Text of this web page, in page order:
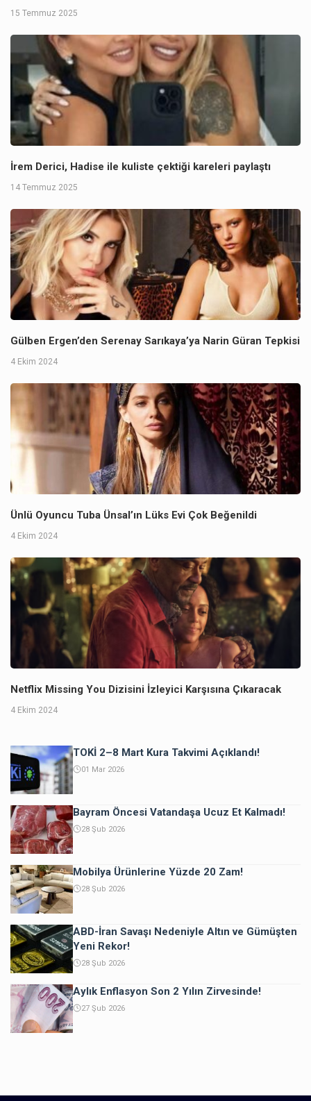
15 Temmuz 2025
İrem Derici, Hadise ile kuliste çektiği kareleri paylaştı
14 Temmuz 2025
Gülben Ergen’den Serenay Sarıkaya’ya Narin Güran Tepkisi
4 Ekim 2024
Ünlü Oyuncu Tuba Ünsal’ın Lüks Evi Çok Beğenildi
4 Ekim 2024
Netflix Missing You Dizisini İzleyici Karşısına Çıkaracak
4 Ekim 2024
TOKİ 2–8 Mart Kura Takvimi Açıklandı!
01 Mar 2026
Bayram Öncesi Vatandaşa Ucuz Et Kalmadı!
28 Şub 2026
Mobilya Ürünlerine Yüzde 20 Zam!
28 Şub 2026
ABD-İran Savaşı Nedeniyle Altın ve Gümüşten
Yeni Rekor!
28 Şub 2026
Aylık Enflasyon Son 2 Yılın Zirvesinde!
27 Şub 2026